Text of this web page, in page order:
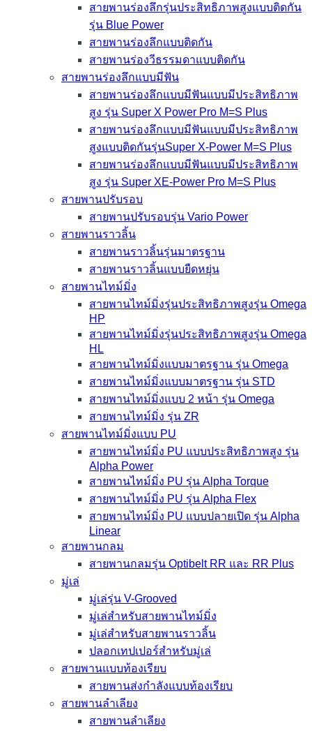
สายพานร่องลึกรุ่นประสิทธิภาพสูงแบบติดกัน
รุ่น Blue Power
สายพานร่องลึกแบบติดกัน
สายพานร่องวีธรรมดาแบบติดกัน
สายพานร่องลึกแบบมีฟัน
สายพานร่องลึกแบบมีฟันแบบมีประสิทธิภาพ
สูง รุ่น Super X Power Pro M=S Plus
สายพานร่องลึกแบบมีฟันแบบมีประสิทธิภาพ
สูงแบบติดกันรุ่นSuper X-Power M=S Plus
สายพานร่องลึกแบบมีฟันแบบมีประสิทธิภาพ
สูง รุ่น Super XE-Power Pro M=S Plus
สายพานปรับรอบ
สายพานปรับรอบรุ่น Vario Power
สายพานราวลิ้น
สายพานราวลิ้นรุ่นมาตรฐาน
สายพานราวลิ้นแบบยืดหยุ่น
สายพานไทม์มิ่ง
สายพานไทม์มิ่งรุ่นประสิทธิภาพสูงรุ่น Omega
HP
สายพานไทม์มิ่งรุ่นประสิทธิภาพสูงรุ่น Omega
HL
สายพานไทม์มิ่งแบบมาตรฐาน รุ่น Omega
สายพานไทม์มิ่งแบบมาตรฐาน รุ่น STD
สายพานไทม์มิ่งแบบ 2 หน้า รุ่น Omega
สายพานไทม์มิ่ง รุ่น ZR
สายพานไทม์มิ่งแบบ PU
สายพานไทม์มิ่ง PU แบบประสิทธิภาพสูง รุ่น
Alpha Power
สายพานไทม์มิ่ง PU รุ่น Alpha Torque
สายพานไทม์มิ่ง PU รุ่น Alpha Flex
สายพานไทม์มิ่ง PU แบบปลายเปิด รุ่น Alpha
Linear
สายพานกลม
สายพานกลมรุ่น Optibelt RR และ RR Plus
มู่เล่
มู่เล่รุ่น V-Grooved
มู่เล่สำหรับสายพานไทม์มิ่ง
มู่เล่สำหรับสายพานราวลิ้น
ปลอกเทปเปอร์สำหรับมู่เล่
สายพานแบบท้องเรียบ
สายพานส่งกำลังแบบท้องเรียบ
สายพานลำเลียง
สายพานลำเลียง